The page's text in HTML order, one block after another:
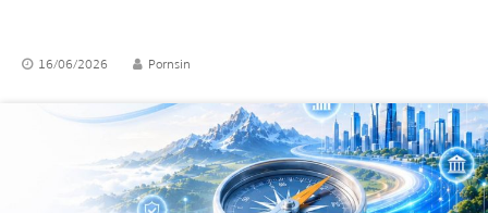
16/06/2026 Pornsin